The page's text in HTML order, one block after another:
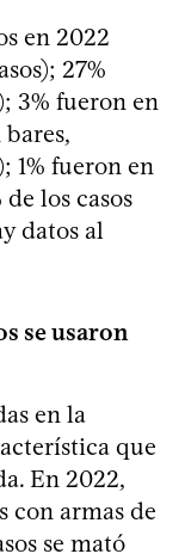
en 2022
27%
3% fueron en
1% fueron en
los casos
datos al
se usaron
en la
que
En 2022,
con armas de
se mató